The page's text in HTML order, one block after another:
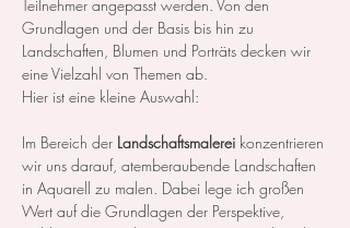
Teilnehmer angepasst werden. Von den
Grundlagen und der Basis bis hin zu
Landschaften, Blumen und Porträts decken wir
eine Vielzahl von Themen ab.
Hier ist eine kleine Auswahl:
Im Bereich der Landschaftsmalerei konzentrieren
wir uns darauf, atemberaubende Landschaften
in Aquarell zu malen. Dabei lege ich großen
Wert auf die Grundlagen der Perspektive,